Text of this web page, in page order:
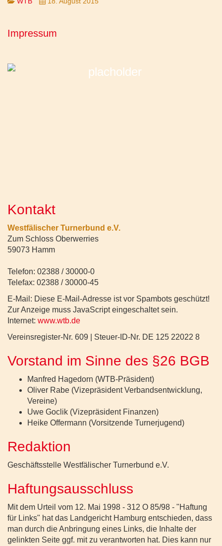
Impressum
Kontakt
Westfälischer Turnerbund e.V.
Zum Schloss Oberwerries
59073 Hamm
Telefon: 02388 / 30000-0
Telefax: 02388 / 30000-45
E-Mail: Diese E-Mail-Adresse ist vor Spambots geschützt!
Zur Anzeige muss JavaScript eingeschaltet sein.
Internet: www.wtb.de
Vereinsregister-Nr. 609 | Steuer-ID-Nr. DE 125 22022 8
Vorstand im Sinne des §26 BGB
Manfred Hagedorn (WTB-Präsident)
Oliver Rabe (Vizepräsident Verbandsentwicklung,
Vereine)
Uwe Goclik (Vizepräsident Finanzen)
Heike Offermann (Vorsitzende Turnerjugend)
Redaktion
Geschäftsstelle Westfälischer Turnerbund e.V.
Haftungsausschluss
Mit dem Urteil vom 12. Mai 1998 - 312 O 85/98 - "Haftung
für Links" hat das Landgericht Hamburg entschieden, dass
man durch die Anbringung eines Links, die Inhalte der
gelinkten Seite ggf. mit zu verantworten hat. Dies kann nur